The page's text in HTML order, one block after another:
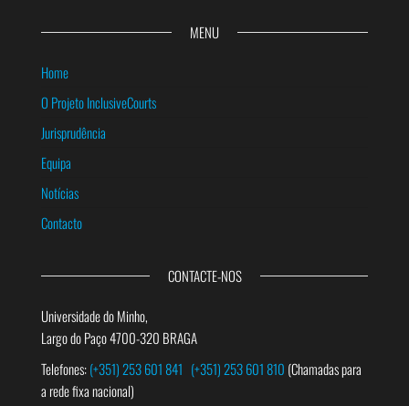
MENU
Home
O Projeto InclusiveCourts
Jurisprudência
Equipa
Notícias
Contacto
CONTACTE-NOS
Universidade do Minho,
Largo do Paço 4700-320 BRAGA
Telefones:(+351) 253 601 841 (+351) 253 601 810 (Chamadas para
a rede fixa nacional)